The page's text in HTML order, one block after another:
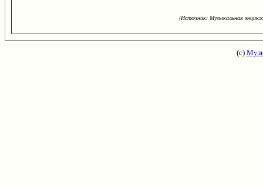
(Источник: Музыкальная
(с)